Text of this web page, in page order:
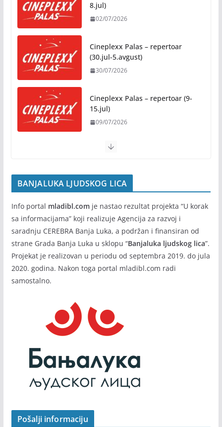
Besplatni udžbenici za sve osnovce od školske
2026/2027. godine
07/08/2026
Rukotvorine u srcu grada:
Kočićevim danima
07/08/2026
8.jul)
02/07/2026
Cineplexx Palas – repertoar
(30.jul-5.avgust)
30/07/2026
Cineplexx Palas – repertoar (9-
15.jul)
09/07/2026
BANJALUKA LJUDSKOG LICA
Info portal mladibl.comje nastao rezultat projekta “U korak
sa informacijama” koji realizuje Agencija za razvoj i
saradnju CEREBRA Banja Luka, a podržan i finansiran od
strane Grada Banja Luka u sklopu “Banjaluka ljudskog lica”.
Projekat je realizovan u periodu od septembra 2019. do jula
2020. godina. Nakon toga portal mladibl.com radi
samostalno.
Pošalji informaciju